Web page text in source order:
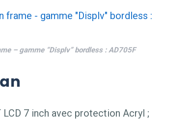
– gamme “Displv” bordless : AD705F
LCD 7 inch avec protection Acryl ;